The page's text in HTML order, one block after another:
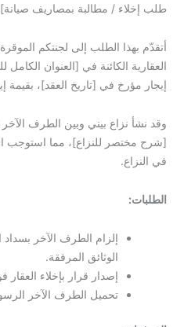
طلب إخلاء / مطالبة بمصاريف صيانة]
أتقدّم بهذا الطلب إلى لجنتكم
العقارية الكائنة في [العنوان
إيجار مؤرخ في [تاريخ العقد]، بقيمة
وقد نشأ نزاع بيني وبين الطرف
[شرح مختصر للنزاع]، مما استوجب
في النزاع.
الطلبات:
إلزام الطرف الآخر
الوثائق المرفقة.
إصدار قرار بإخلاء
تحميل الطرف الآخر